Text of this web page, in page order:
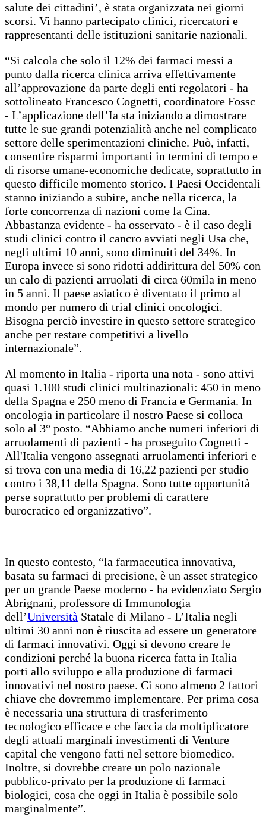
salute dei cittadini’, è stata organizzata nei giorni
scorsi. Vi hanno partecipato clinici, ricercatori e
rappresentanti delle istituzioni sanitarie nazionali.
“Si calcola che solo il 12% dei farmaci messi a
punto dalla ricerca clinica arriva effettivamente
all’approvazione da parte degli enti regolatori - ha
sottolineato Francesco Cognetti, coordinatore Fossc
- L’applicazione dell’Ia sta iniziando a dimostrare
tutte le sue grandi potenzialità anche nel complicato
settore delle sperimentazioni cliniche. Può, infatti,
consentire risparmi importanti in termini di tempo e
di risorse umane-economiche dedicate, soprattutto in
questo difficile momento storico. I Paesi Occidentali
stanno iniziando a subire, anche nella ricerca, la
forte concorrenza di nazioni come la Cina.
Abbastanza evidente - ha osservato - è il caso degli
studi clinici contro il cancro avviati negli Usa che,
negli ultimi 10 anni, sono diminuiti del 34%. In
Europa invece si sono ridotti addirittura del 50% con
un calo di pazienti arruolati di circa 60mila in meno
in 5 anni. Il paese asiatico è diventato il primo al
mondo per numero di trial clinici oncologici.
Bisogna perciò investire in questo settore strategico
anche per restare competitivi a livello
internazionale”.
Al momento in Italia - riporta una nota - sono attivi
quasi 1.100 studi clinici multinazionali: 450 in meno
della Spagna e 250 meno di Francia e Germania. In
oncologia in particolare il nostro Paese si colloca
solo al 3° posto. “Abbiamo anche numeri inferiori di
arruolamenti di pazienti - ha proseguito Cognetti -
All'Italia vengono assegnati arruolamenti inferiori e
si trova con una media di 16,22 pazienti per studio
contro i 38,11 della Spagna. Sono tutte opportunità
perse soprattutto per problemi di carattere
burocratico ed organizzativo”.
In questo contesto, “la farmaceutica innovativa,
basata su farmaci di precisione, è un asset strategico
per un grande Paese moderno - ha evidenziato Sergio
Abrignani, professore di Immunologia
dell’Università Statale di Milano - L’Italia negli
ultimi 30 anni non è riuscita ad essere un generatore
di farmaci innovativi. Oggi si devono creare le
condizioni perché la buona ricerca fatta in Italia
porti allo sviluppo e alla produzione di farmaci
innovativi nel nostro paese. Ci sono almeno 2 fattori
chiave che dovremmo implementare. Per prima cosa
è necessaria una struttura di trasferimento
tecnologico efficace e che faccia da moltiplicatore
degli attuali marginali investimenti di Venture
capital che vengono fatti nel settore biomedico.
Inoltre, si dovrebbe creare un polo nazionale
pubblico-privato per la produzione di farmaci
biologici, cosa che oggi in Italia è possibile solo
marginalmente”.